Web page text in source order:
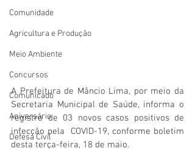
Comunidade
Agricultura e Produção
Meio Ambiente
Concursos
Comunicado
Aniversário
Defesa Civil
A Prefeitura de Mâncio Lima, por meio da
Secretaria Municipal de Saúde, informa o
registro de 03 novos casos positivos de
infecção pela  COVID-19, conforme boletim
desta terça-feira, 18 de maio.